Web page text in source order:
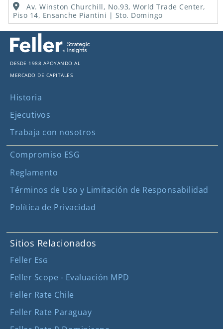
Av. Winston Churchill, No.93, World Trade Center,
Piso 14, Ensanche Piantini | Sto. Domingo
Desde 1988 apoyando al
mercado de capitales
Historia
Ejecutivos
Trabaja con nosotros
Compromiso ESG
Reglamento
Términos de Uso y Limitación de Responsabilidad
Política de Privacidad
Sitios Relacionados
Feller ESG
Feller Scope - Evaluación MPD
Feller Rate Chile
Feller Rate Paraguay